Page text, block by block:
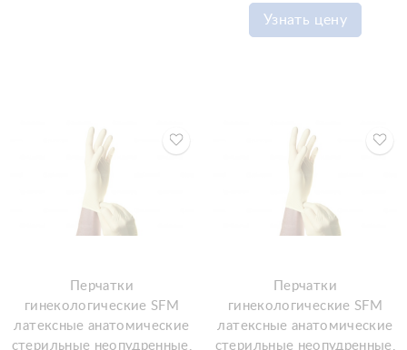
Узнать цену
Перчатки
гинекологические SFM
латексные анатомические
стерильные неопудренные,
Перчатки
гинекологические SFM
латексные анатомические
стерильные неопудренные,